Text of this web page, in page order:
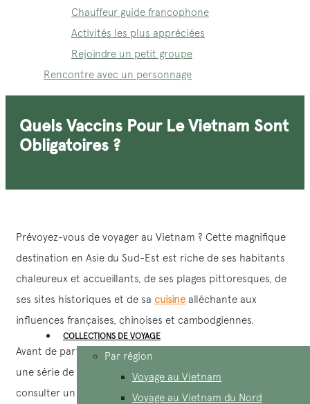
Chauffeur guide francophone
Activités les plus appréciées
Rejoindre un petit groupe
Rencontre avec un personnage
COLLECTIONS DE VOYAGE
Par région
Voyage au Vietnam
Voyage au Vietnam du Nord
Quels Vaccins Pour Le Vietnam Sont
Obligatoires ?
Prévoyez-vous de voyager au Vietnam ? Cette magnifique
destination en Asie du Sud-Est est riche de ses habitants
chaleureux et accueillants, de ses plages pittoresques, de
ses sites historiques et de sa cuisinealléchante aux
influences françaises, chinoises et cambodgiennes.
Avant de partir à l’aventure, il est important de considérer
une série de
vaccins pour le Vietnam. Il est crucial de
consulter un professionnel de la santé spécialisé dans les